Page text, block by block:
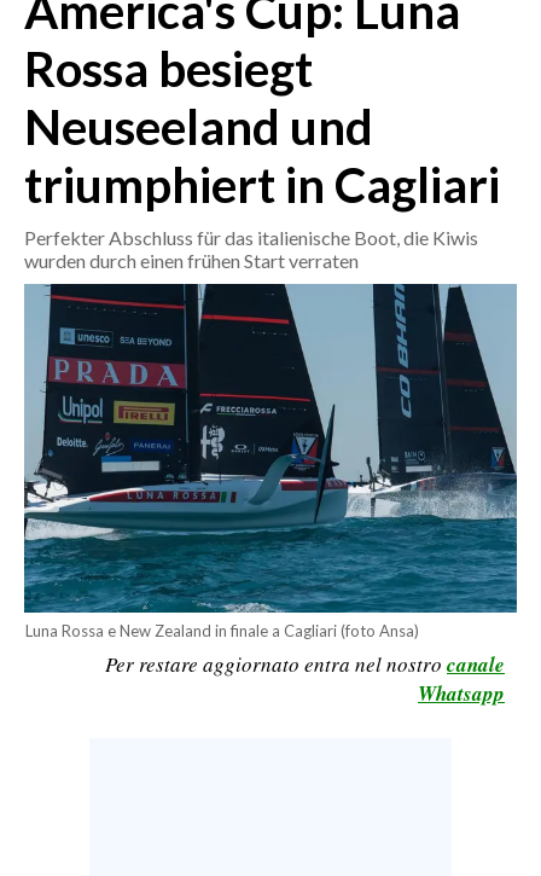
CRONACA
ITALIA
MONDO
POLITICA
ECONOMIA
SERVIZI ALLE IMPRESE
LAVORO
BANDI
SPORT IN SARDEGNA
SPORT
RISULTATI E CLASSIFICHE
CALCIO
CALCIO REGIONALE
BASKET
Rossa besiegt
Neuseeland und
triumphiert in Cagliari
Perfekter Abschluss für das italienische Boot, die Kiwis
wurden durch einen frühen Start verraten
Luna Rossa e New Zealand in finale a Cagliari (foto Ansa)
Per restare aggiornato entra nel nostro canale
Whatsapp